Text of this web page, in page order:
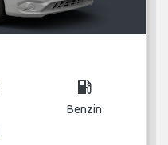
local_gas_station
Benzin